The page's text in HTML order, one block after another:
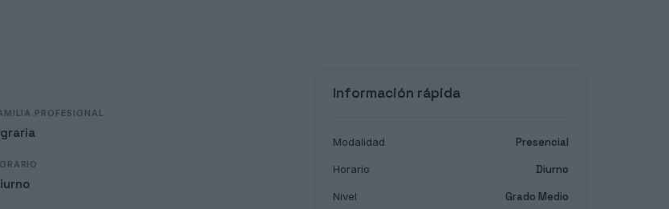
PROFESIONAL
Información rápida
Modalidad Presencial
Horario Diurno
Nivel Grado Medio